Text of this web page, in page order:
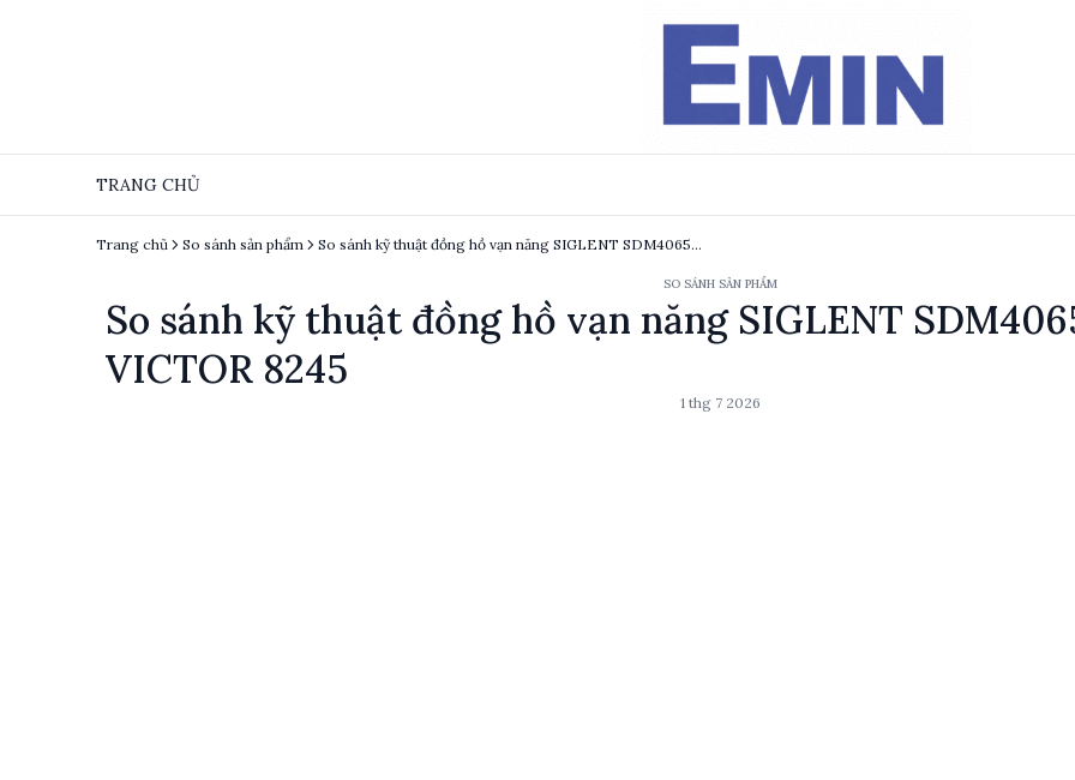
TRANG CHỦ
Trang chủ So sánh sản phẩm So sánh kỹ thuật đồng hồ vạn năng SIGLENT SDM4065A-SC và VICTOR 8245
SO SÁNH SẢN PHẨM
So sánh kỹ thuật đồng hồ vạn năng SIGLENT
VICTOR 8245
1 thg 7 2026